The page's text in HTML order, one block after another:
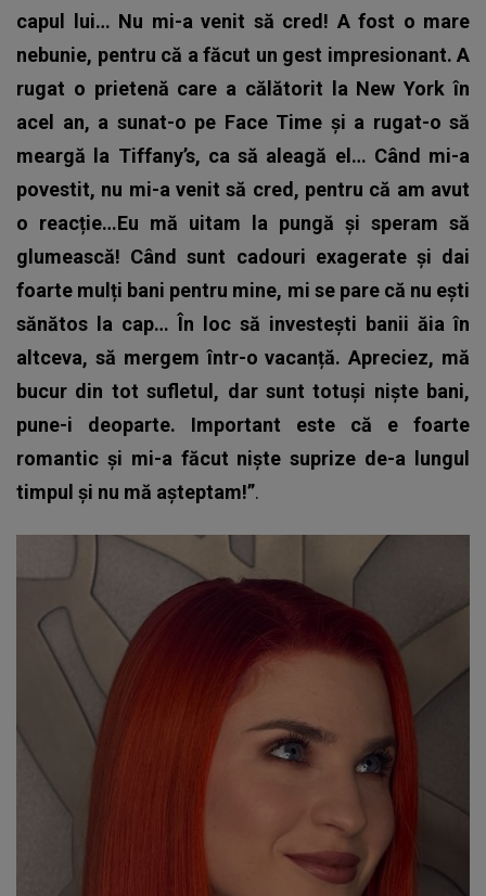
capul lui… Nu mi-a venit să cred! A fost o mare
nebunie, pentru că a făcut un gest impresionant. A
rugat o prietenă care a călătorit la New York în
acel an, a sunat-o pe Face Time și a rugat-o să
meargă la Tiffany’s, ca să aleagă el… Când mi-a
povestit, nu mi-a venit să cred, pentru că am avut
o reacție…Eu mă uitam la pungă și speram să
glumească! Când sunt cadouri exagerate și dai
foarte mulți bani pentru mine, mi se pare că nu ești
sănătos la cap… În loc să investești banii ăia în
altceva, să mergem într-o vacanță. Apreciez, mă
bucur din tot sufletul, dar sunt totuși niște bani,
pune-i deoparte. Important este că e foarte
romantic și mi-a făcut niște suprize de-a lungul
timpul și nu mă așteptam!”.